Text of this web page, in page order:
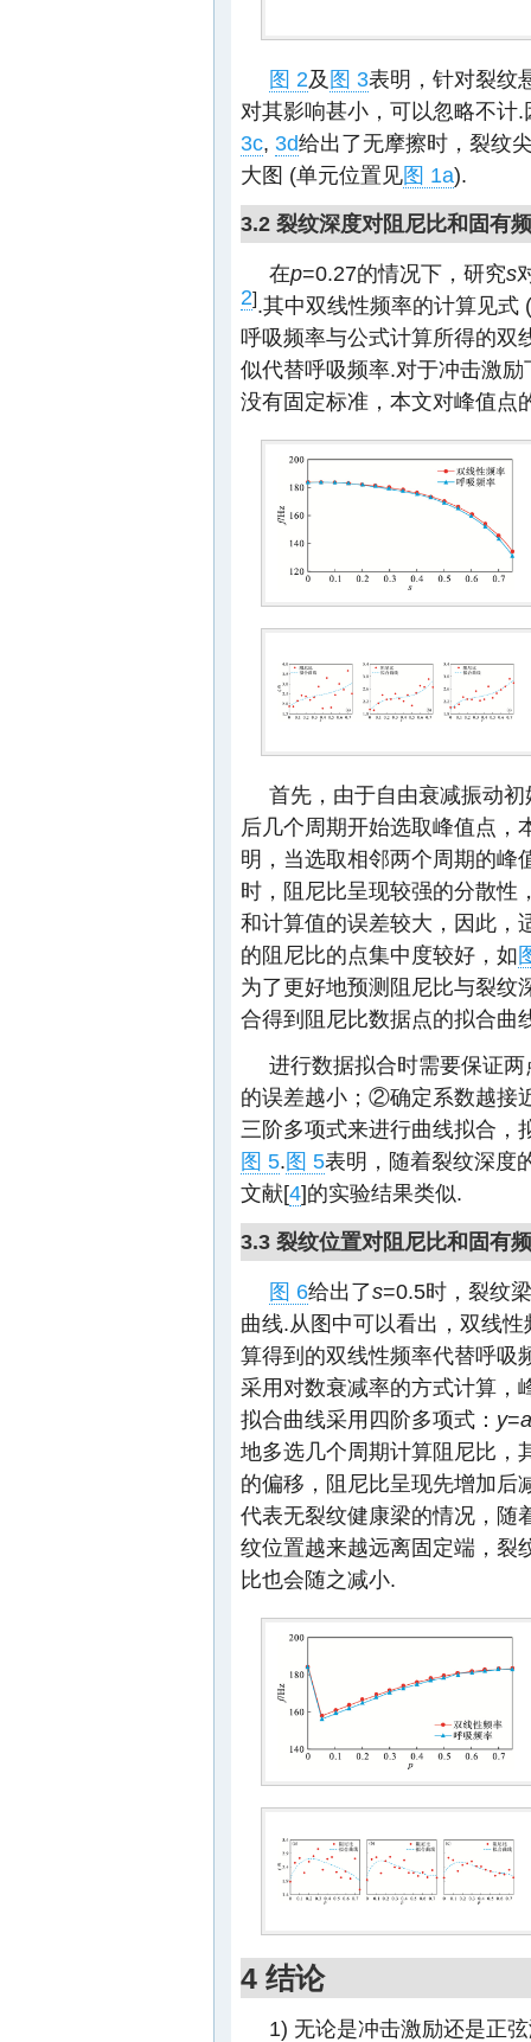
图 2及 图 3表明，针对裂纹
对其影响甚小，可以忽略不计
3c, 3d给出了无摩擦时，裂纹
大图 (单元位置见图 1a).
3.2 裂纹深度对阻尼比和固有
在p=0.27的情况下，研究s
2].其中双线性频率的计算见式
呼吸频率与公式计算所得的双
似代替呼吸频率.对于冲击激
没有固定标准，本文对峰值点
首先，由于自由衰减振动
后几个周期开始选取峰值点，
明，当选取相邻两个周期的峰
时，阻尼比呈现较强的分散性
和计算值的误差较大，因此，
的阻尼比的点集中度较好，如
为了更好地预测阻尼比与裂纹
合得到阻尼比数据点的拟合曲
进行数据拟合时需要保证
的误差越小；②确定系数越接
三阶多项式来进行曲线拟合，
图 5.图 5表明，随着裂纹深度
文献[4]的实验结果类似.
3.3 裂纹位置对阻尼比和固有
图 6给出了s=0.5时，裂纹
曲线.从图中可以看出，双线
算得到的双线性频率代替呼吸
采用对数衰减率的方式计算，
拟合曲线采用四阶多项式： y=a
地多选几个周期计算阻尼比，
的偏移，阻尼比呈现先增加后
代表无裂纹健康梁的情况，随
纹位置越来越远离固定端，裂
比也会随之减小.
4 结论
1) 无论是冲击激励还是正